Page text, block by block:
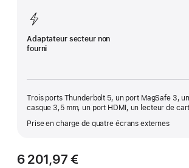
Adaptateur secteur non
fourni
Trois ports Thunderbolt 5, un port MagSafe 3,
casque 3,5 mm, un port HDMI, un lecteur de
Prise en charge de quatre écrans externes
6 201,97 €